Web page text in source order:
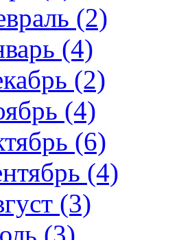
(2)
(4)
(2)
(4)
(6)
(4)
(3)